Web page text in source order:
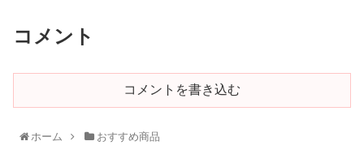
コメント
コメントを書き込む
ホーム おすすめ商品